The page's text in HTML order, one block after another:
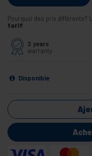
Pourquoi des prix différents?
tarif
2 years
warranty
Disponible